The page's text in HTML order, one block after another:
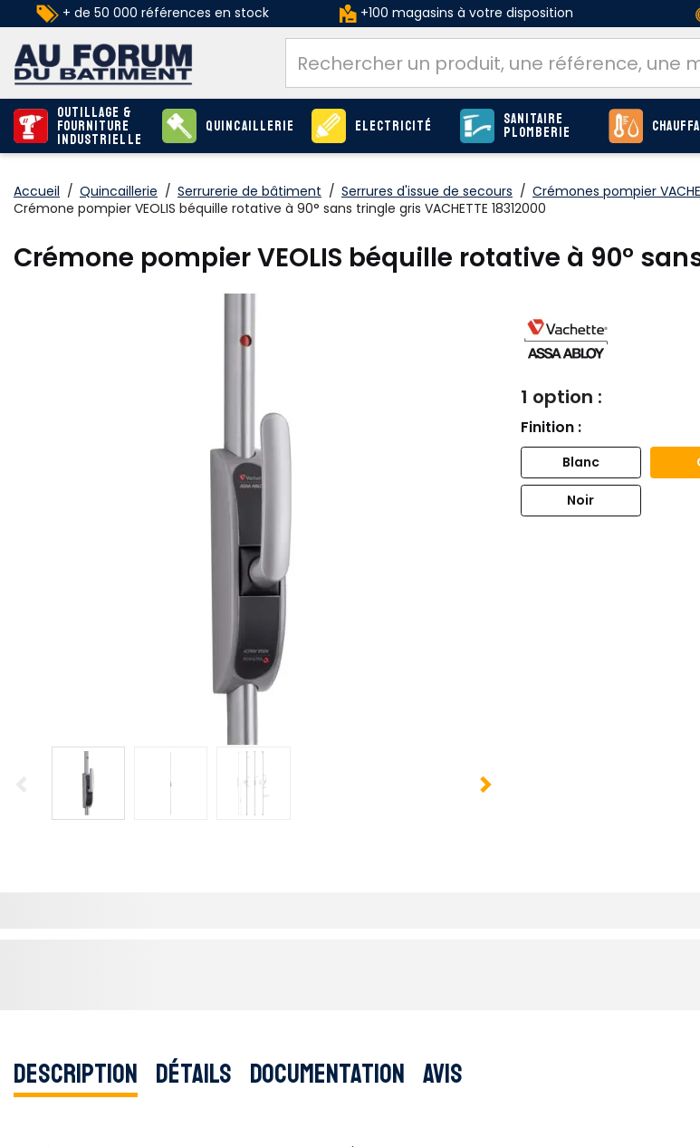
+ de 50 000 références en stock +100 magasins à votre disposition
Outillage &
Fourniture
industrielle
Quincaillerie Electricité Sanitaire
Plomberie
Accueil / Quincaillerie / Serrurerie de bâtiment / Serrures d'issue de secours / Crémones pompier
Crémone pompier VEOLIS béquille rotative à 90° sans tringle gris VACHETTE 18312000
Crémone pompier VEOLIS béquille rotative à 90°
1 option :
Finition :
Blanc
Noir
Description Détails Documentation Avis